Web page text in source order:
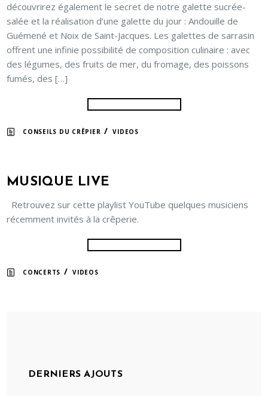
découvrirez également le secret de notre galette sucrée-
salée et la réalisation d’une galette du jour : Andouille de
Guémené et Noix de Saint-Jacques. Les galettes de sarrasin
offrent une infinie possibilité de composition culinaire : avec
des légumes, des fruits de mer, du fromage, des poissons
fumés, des […]
CONSEILS DU CRÊPIER /VIDEOS
MUSIQUE LIVE
Retrouvez sur cette playlist YouTube quelques musiciens
récemment invités à la crêperie.
CONCERTS /VIDEOS
DERNIERS AJOUTS